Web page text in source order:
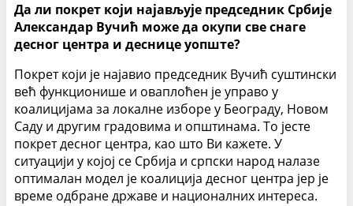
Да ли покрет који најављује председник Србије
Александар Вучић може да окупи све снаге
десног центра и деснице уопште?
Покрет који је најавио председник Вучић суштински
већ функционише и оваплоћен је управо у
коалицијама за локалне изборе у Београду, Новом
Саду и другим градовима и општинама. То јесте
покрет десног центра, као што Ви кажете. У
ситуацији у којој се Србија и српски народ налазе
оптималан модел је коалиција десног центра јер је
време одбране државе и националних интереса.